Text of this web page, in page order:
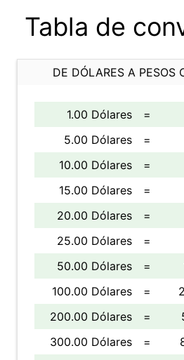
Tabla de
DE DÓLARES A PESOS
1.00 Dólares =
5.00 Dólares
=
10.00 Dólares
=
15.00 Dólares
=
20.00 Dólares
=
25.00 Dólares
=
50.00 Dólares
=
100.00 Dólares
=
200.00 Dólares
=
300.00 Dólares
=